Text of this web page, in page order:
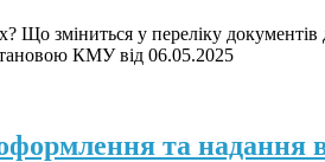
зміниться у переліку
КМУ від 06.05.2025
та надання в